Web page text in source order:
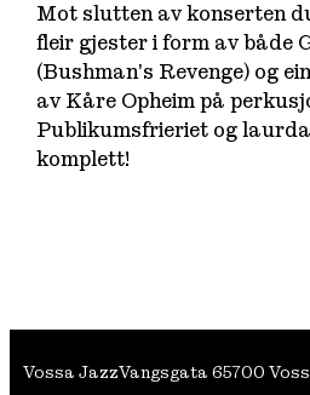
Mot slutten av konserten
fleir gjester i form av både
(Bushman’s Revenge) og
av Kåre Opheim på
Publikumsfrieriet og
komplett!
Vossa JazzVangsgata 65700 Voss